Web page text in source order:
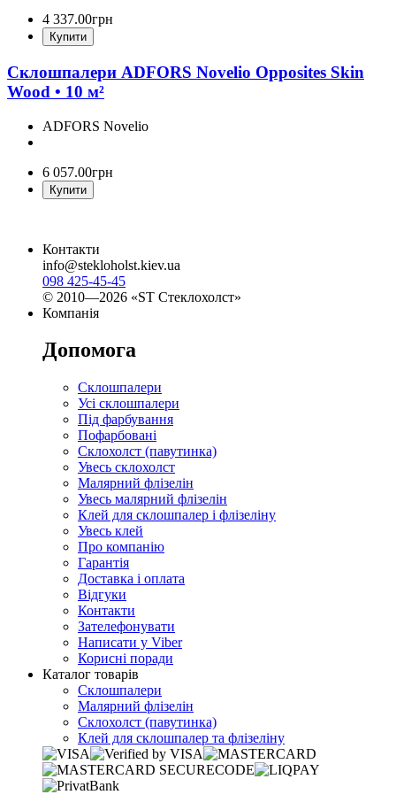
4 337.00грн
Купити
Склошпалери ADFORS Novelio Opposites Skin
Wood • 10 м²
ADFORS Novelio
6 057.00грн
Купити
Контакти
info@stekloholst.kiev.ua
098 425-45-45
© 2010—2026 «ST Стеклохолст»
Компанія
Допомога
Склошпалери
Усі склошпалери
Під фарбування
Пофарбовані
Склохолст (павутинка)
Увесь склохолст
Малярний флізелін
Увесь малярний флізелін
Клей для склошпалер і флізеліну
Увесь клей
Про компанію
Гарантія
Доставка і оплата
Відгуки
Контакти
Зателефонувати
Написати у Viber
Корисні поради
Каталог товарів
Склошпалери
Малярний флізелін
Склохолст (павутинка)
Клей для склошпалер та флізеліну